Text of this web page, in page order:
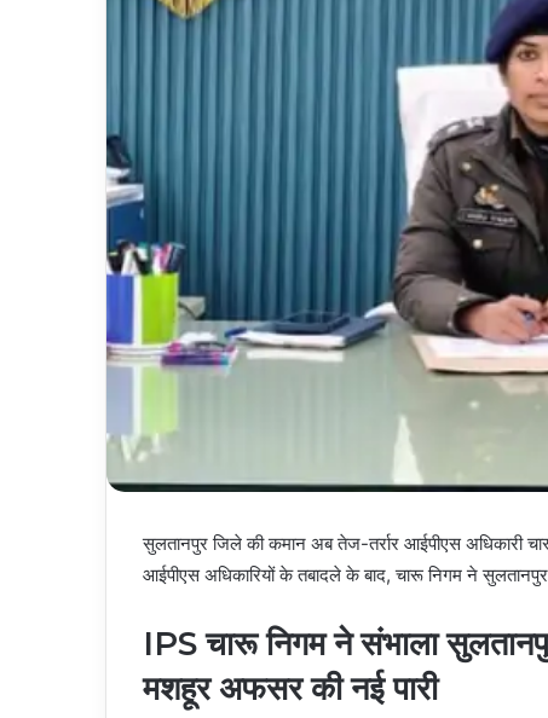
सुलतानपुर जिले की कमान अब तेज-तर्रार आईपीएस अधिकारी
आईपीएस अधिकारियों के तबादले के बाद, चारू निगम ने
IPS चारू निगम ने संभाला
मशहूर अफसर की नई पारी